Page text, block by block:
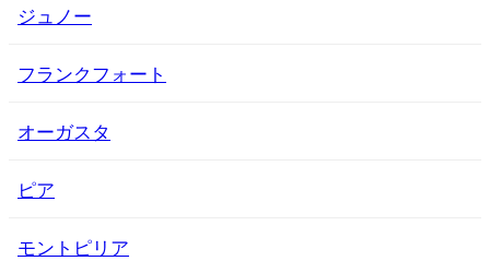
ジュノー
フランクフォート
オーガスタ
ピア
モントピリア